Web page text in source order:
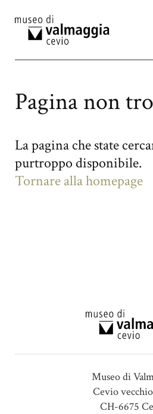
Pagina non
La pagina che state
purtroppo disponibile.
Tornare alla homepage
Museo di
Cevio
CH-6675